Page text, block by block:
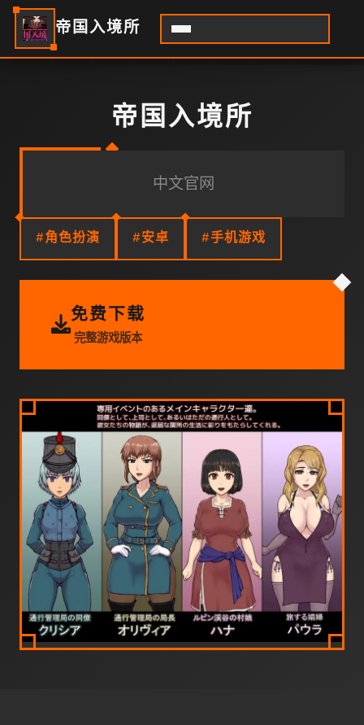
帝国入境所
帝国入境所
中文官网
#角色扮演 #安卓 #手机游戏
免费下载
完整游戏版本